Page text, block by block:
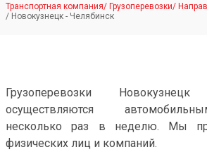
Транспортная компания/ Грузоперевозки/
/ Новокузнецк - Челябинск
Грузоперевозки
осуществляются
несколько раз в неделю. Мы
физических лиц и компаний.